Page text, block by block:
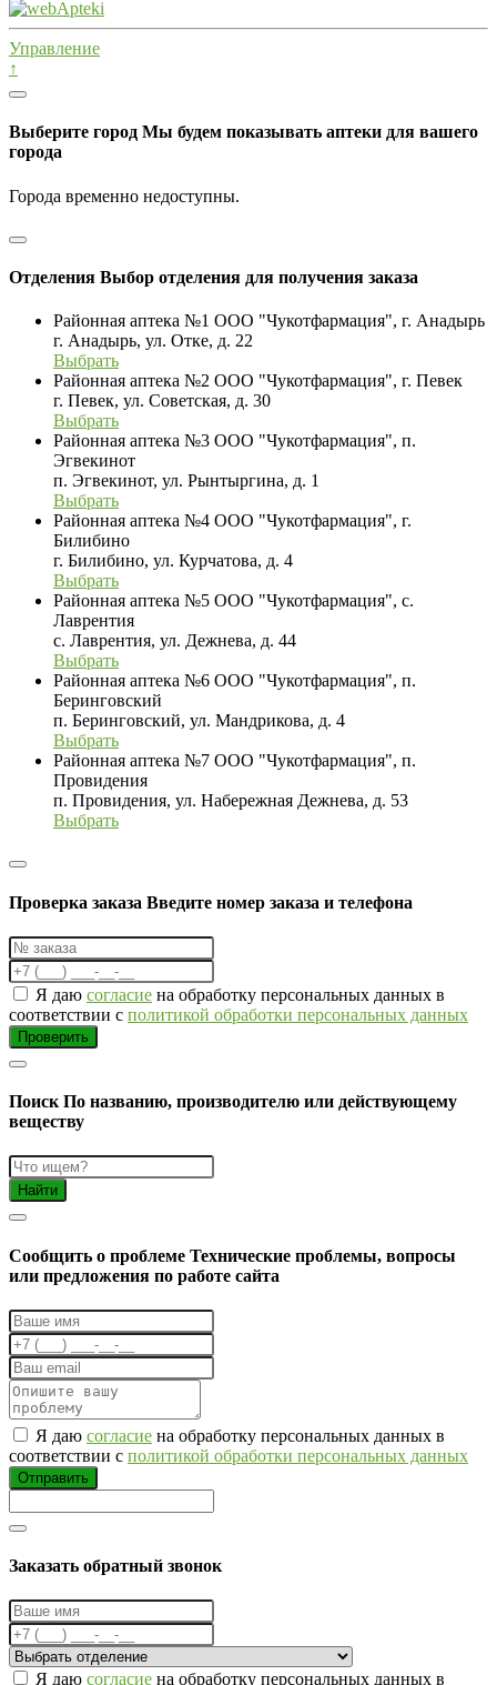
Управление
↑
Выберите город Мы будем показывать аптеки для вашего
города
Города временно недоступны.
Отделения Выбор отделения для получения заказа
Районная аптека №1 ООО "Чукотфармация", г. Анадырь
г. Анадырь, ул. Отке, д. 22
Выбрать
Районная аптека №2 ООО "Чукотфармация", г. Певек
г. Певек, ул. Советская, д. 30
Выбрать
Районная аптека №3 ООО "Чукотфармация", п.
Эгвекинот
п. Эгвекинот, ул. Рынтыргина, д. 1
Выбрать
Районная аптека №4 ООО "Чукотфармация", г.
Билибино
г. Билибино, ул. Курчатова, д. 4
Выбрать
Районная аптека №5 ООО "Чукотфармация", с.
Лаврентия
с. Лаврентия, ул. Дежнева, д. 44
Выбрать
Районная аптека №6 ООО "Чукотфармация", п.
Беринговский
п. Беринговский, ул. Мандрикова, д. 4
Выбрать
Районная аптека №7 ООО "Чукотфармация", п.
Провидения
п. Провидения, ул. Набережная Дежнева, д. 53
Выбрать
Проверка заказа Введите номер заказа и телефона
Я даю согласие на обработку персональных данных в
соответствии с политикой обработки персональных данных
Проверить
Поиск По названию, производителю или действующему
веществу
Найти
Cообщить о проблеме Технические проблемы, вопросы
или предложения по работе сайта
Я даю согласие на обработку персональных данных в
соответствии с политикой обработки персональных данных
Отправить
Заказать обратный звонок
Я даю согласие на обработку персональных данных в